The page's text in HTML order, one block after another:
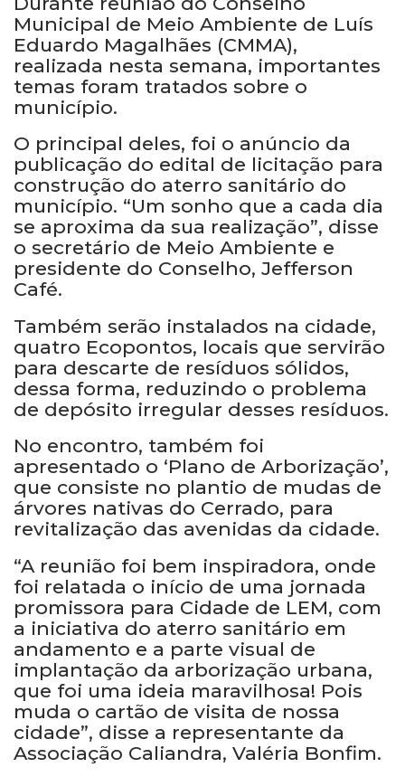
Municipal de Meio Ambiente de Luís
Eduardo Magalhães (CMMA),
realizada nesta semana, importantes
temas foram tratados sobre o
município.
O principal deles, foi o anúncio da
publicação do edital de licitação para
construção do aterro sanitário do
município. “Um sonho que a cada dia
se aproxima da sua realização”, disse
o secretário de Meio Ambiente e
presidente do Conselho, Jefferson
Café.
Também serão instalados na cidade,
quatro Ecopontos, locais que servirão
para descarte de resíduos sólidos,
dessa forma, reduzindo o problema
de depósito irregular desses resíduos.
No encontro, também foi
apresentado o ‘Plano de Arborização’,
que consiste no plantio de mudas de
árvores nativas do Cerrado, para
revitalização das avenidas da cidade.
“A reunião foi bem inspiradora, onde
foi relatada o início de uma jornada
promissora para Cidade de LEM, com
a iniciativa do aterro sanitário em
andamento e a parte visual de
implantação da arborização urbana,
que foi uma ideia maravilhosa! Pois
muda o cartão de visita de nossa
cidade”, disse a representante da
Associação Caliandra, Valéria Bonfim.